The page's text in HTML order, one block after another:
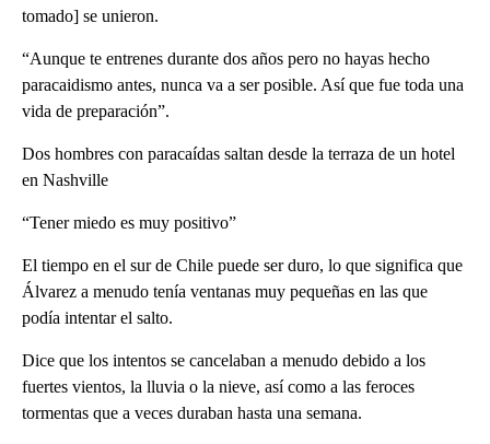
tomado] se unieron.
“Aunque te entrenes durante dos años pero no hayas hecho
paracaidismo antes, nunca va a ser posible. Así que fue toda una
vida de preparación”.
Dos hombres con paracaídas saltan desde la terraza de un hotel
en Nashville
“Tener miedo es muy positivo”
El tiempo en el sur de Chile puede ser duro, lo que significa que
Álvarez a menudo tenía ventanas muy pequeñas en las que
podía intentar el salto.
Dice que los intentos se cancelaban a menudo debido a los
fuertes vientos, la lluvia o la nieve, así como a las feroces
tormentas que a veces duraban hasta una semana.